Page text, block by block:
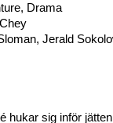
Drama
Jerald
hukar sig inför